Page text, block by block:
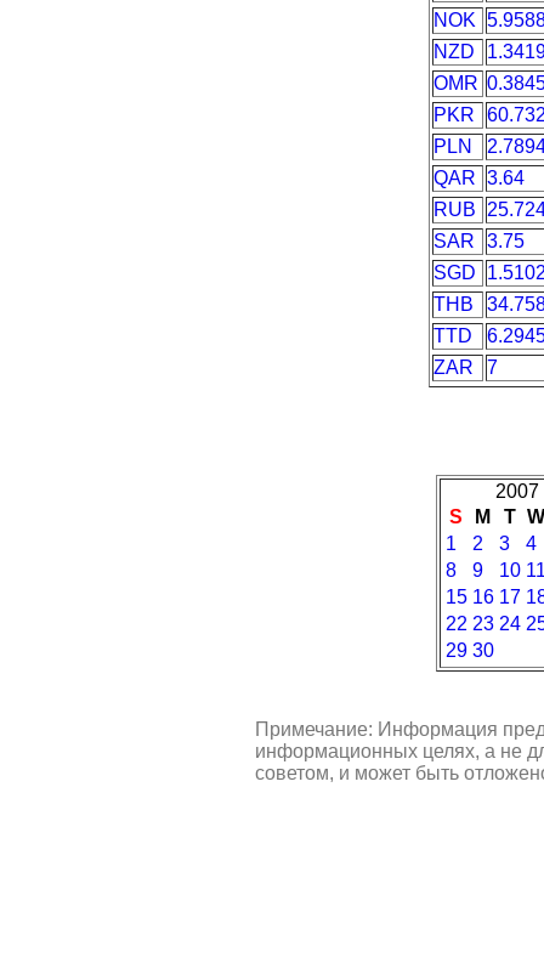
NOK
NZD
OMR
PKR
PLN
QAR
3.64
RUB
SAR
3.75
SGD
THB
TTD
ZAR
7
2007
S
M T
1
2 3
4
8
9 10
15 16 17
22 23 24
29 30
Примечание: Информация
информационных целях, а не
советом, и может быть